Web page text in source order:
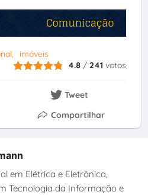
imóveis
4.8 /241 votos
Tweet
Compartilhar
em Elétrica e Eletrônica,
Tecnologia da Informação e